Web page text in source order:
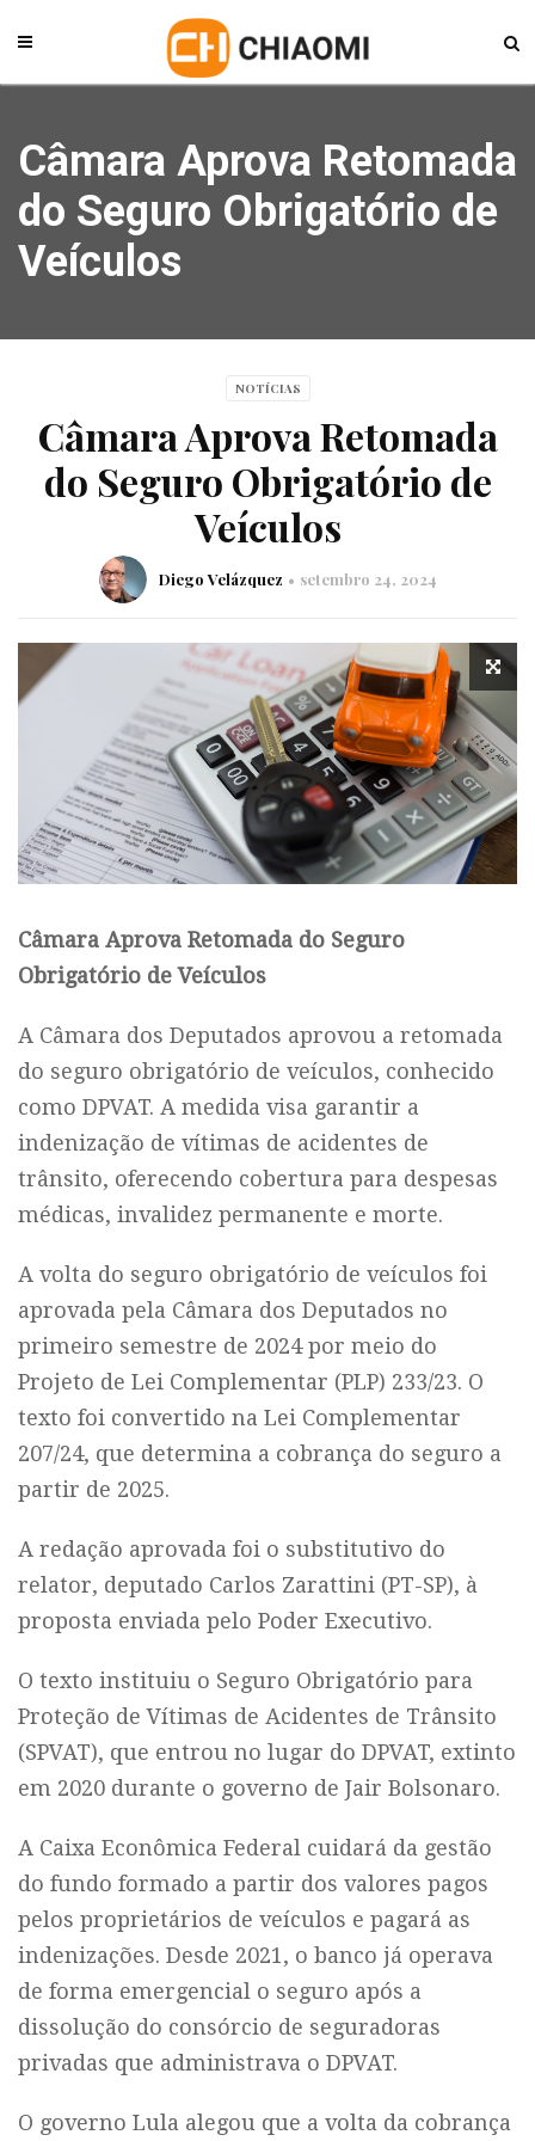
Câmara Aprova Retomada
do Seguro Obrigatório de
Veículos
NOTÍCIAS
Câmara Aprova Retomada
do Seguro Obrigatório de
Veículos
Diego Velázquez setembro 24, 2024
Câmara Aprova Retomada do Seguro
Obrigatório de Veículos
A Câmara dos Deputados aprovou a retomada
do seguro obrigatório de veículos, conhecido
como DPVAT. A medida visa garantir a
indenização de vítimas de acidentes de
trânsito, oferecendo cobertura para despesas
médicas, invalidez permanente e morte.
A volta do seguro obrigatório de veículos foi
aprovada pela Câmara dos Deputados no
primeiro semestre de 2024 por meio do
Projeto de Lei Complementar (PLP) 233/23. O
texto foi convertido na Lei Complementar
207/24, que determina a cobrança do seguro a
partir de 2025.
A redação aprovada foi o substitutivo do
relator, deputado Carlos Zarattini (PT-SP), à
proposta enviada pelo Poder Executivo.
O texto instituiu o Seguro Obrigatório para
Proteção de Vítimas de Acidentes de Trânsito
(SPVAT), que entrou no lugar do DPVAT, extinto
em 2020 durante o governo de Jair Bolsonaro.
A Caixa Econômica Federal cuidará da gestão
do fundo formado a partir dos valores pagos
pelos proprietários de veículos e pagará as
indenizações. Desde 2021, o banco já operava
de forma emergencial o seguro após a
dissolução do consórcio de seguradoras
privadas que administrava o DPVAT.
O governo Lula alegou que a volta da cobrança